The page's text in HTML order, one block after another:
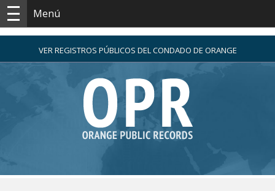
Menú
VER REGISTROS PÚBLICOS DEL CONDADO DE ORANGE